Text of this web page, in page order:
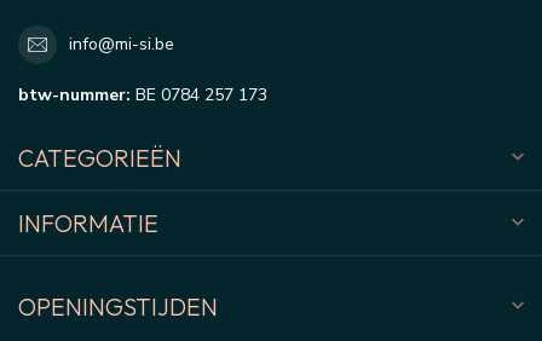
info@mi-si.be
btw-nummer: BE 0784 257 173
CATEGORIEËN
INFORMATIE
OPENINGSTIJDEN